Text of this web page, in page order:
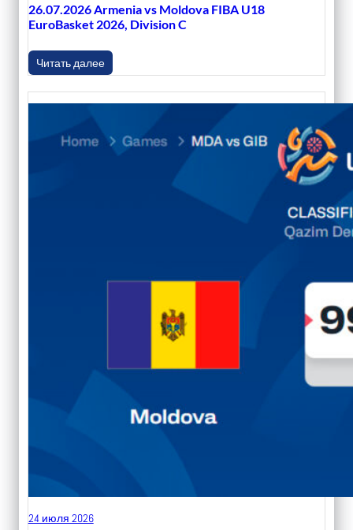
26.07.2026 Armenia vs Moldova FIBA U18
EuroBasket 2026, Division C
Читать далее
24 июля 2026